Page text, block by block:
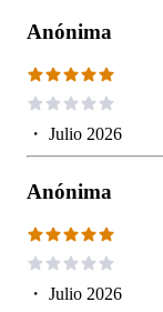
Anónima
・ Julio 2026
Anónima
・ Julio 2026